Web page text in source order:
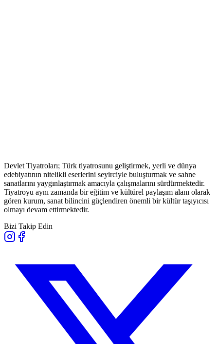
Devlet Tiyatroları; Türk tiyatrosunu geliştirmek, yerli ve dünya
edebiyatının nitelikli eserlerini seyirciyle buluşturmak ve sahne
sanatlarını yaygınlaştırmak amacıyla çalışmalarını sürdürmektedir.
Tiyatroyu aynı zamanda bir eğitim ve kültürel paylaşım alanı olarak
gören kurum, sanat bilincini güçlendiren önemli bir kültür taşıyıcısı
olmayı devam ettirmektedir.
Bizi Takip Edin